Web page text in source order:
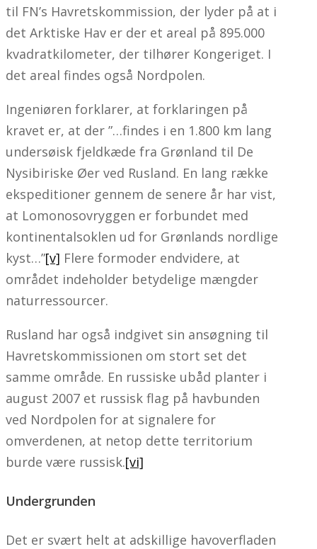
til FN’s Havretskommission, der lyder på at i
det Arktiske Hav er der et areal på 895.000
kvadratkilometer, der tilhører Kongeriget. I
det areal findes også Nordpolen.
Ingeniøren forklarer, at forklaringen på
kravet er, at der ”…findes i en 1.800 km lang
undersøisk fjeldkæde fra Grønland til De
Nysibiriske Øer ved Rusland. En lang række
ekspeditioner gennem de senere år har vist,
at Lomonosovryggen er forbundet med
kontinentalsoklen ud for Grønlands nordlige
kyst…”[v] Flere formoder endvidere, at
området indeholder betydelige mængder
naturressourcer.
Rusland har også indgivet sin ansøgning til
Havretskommissionen om stort set det
samme område. En russiske ubåd planter i
august 2007 et russisk flag på havbunden
ved Nordpolen for at signalere for
omverdenen, at netop dette territorium
burde være russisk.[vi]
Undergrunden
Det er svært helt at adskillige havoverfladen